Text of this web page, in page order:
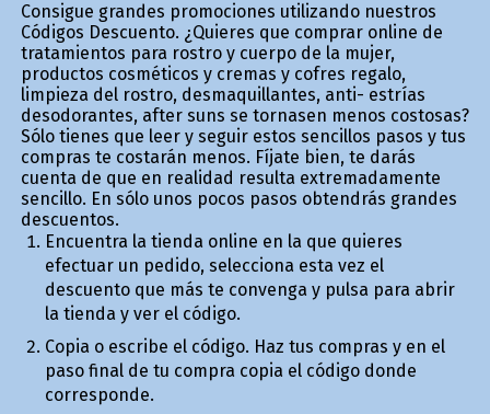
Consigue grandes promociones utilizando nuestros
Códigos Descuento. ¿Quieres que comprar online de
tratamientos para rostro y cuerpo de la mujer,
productos cosméticos y cremas y cofres regalo,
limpieza del rostro, desmaquillantes, anti- estrías
desodorantes, after suns se tornasen menos costosas?
Sólo tienes que leer y seguir estos sencillos pasos y tus
compras te costarán menos. Fíjate bien, te darás
cuenta de que en realidad resulta extremadamente
sencillo. En sólo unos pocos pasos obtendrás grandes
descuentos.
Encuentra la tienda online en la que quieres
efectuar un pedido, selecciona esta vez el
descuento que más te convenga y pulsa para abrir
la tienda y ver el código.
Copia o escribe el código. Haz tus compras y en el
paso final de tu compra copia el código donde
corresponde.